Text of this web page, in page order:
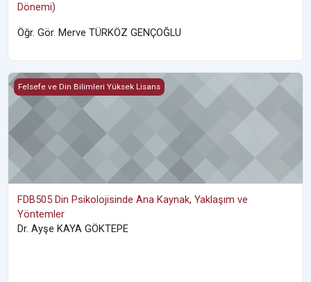
Dönemi)
Öğr. Gör. Merve TÜRKÖZ GENÇOĞLU
FDB505 Din Psikolojisinde Ana Kaynak, Yaklaşım ve Yöntemler
Felsefe ve Din Bilimleri Yüksek Lisans
FDB505 Din Psikolojisinde Ana Kaynak, Yaklaşım ve
Yöntemler
Dr. Ayşe KAYA GÖKTEPE